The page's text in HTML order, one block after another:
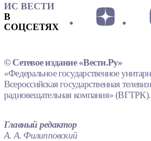
ИС ВЕСТИ
В
СОЦСЕТЯХ
© Сетевое издание «Вести.Ру»
«Федеральное государственное
Всероссийская государственная
радиовещательная компания» (ВГТРК).
Главный редактор
А. А. Филипповский